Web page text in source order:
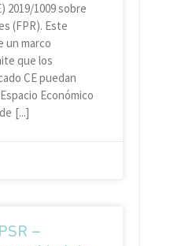
2019/1009 sobre
(FPR). Este
un marco
que los
CE puedan
Económico
–